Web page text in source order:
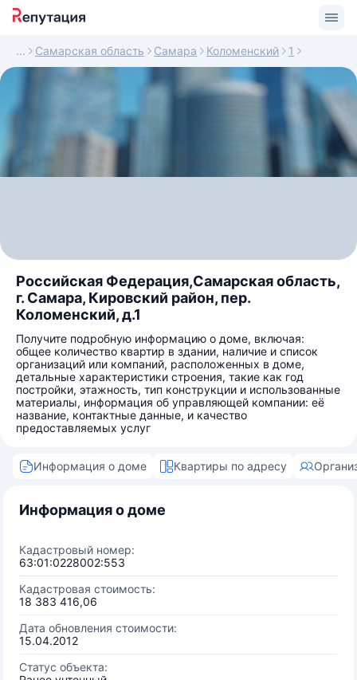
Самарская область Самара Коломенский 1
Российская Федерация,Самарская область,
г. Самара, Кировский район, пер.
Коломенский, д.1
Получите подробную информацию о доме, включая:
общее количество квартир в здании, наличие и список
организаций или компаний, расположенных в доме,
детальные характеристики строения, такие как год
постройки, этажность, тип конструкции и использованные
материалы, информация об управляющей компании: её
название, контактные данные, и качество
предоставляемых услуг
Информация о доме Квартиры по адресу
Информация о доме
Кадастровый номер:
63:01:0228002:553
Кадастровая стоимость:
18 383 416,06
Дата обновления стоимости:
15.04.2012
Статус объекта: